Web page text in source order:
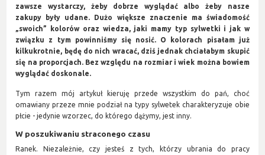
zawsze wystarczy, żeby dobrze wyglądać albo żeby nasze
zakupy były udane. Dużo większe znaczenie ma świadomość
„swoich” kolorów oraz wiedza, jaki mamy typ sylwetki i jak w
związku z tym powinniśmy się nosić. O kolorach pisałam już
kilkukrotnie, będę do nich wracać, dziś jednak chciałabym skupić
się na proporcjach. Bez względu na rozmiar i wiek można bowiem
wyglądać doskonale.
Tym razem mój artykuł kieruję przede wszystkim do pań, choć
omawiany przeze mnie podział na typy sylwetek charakteryzuje obie
płcie - jedynie wzorzec, do którego dążymy, jest inny.
W poszukiwaniu straconego czasu
Ranek. Niezależnie, czy jesteś z tych, którzy ubrania do pracy